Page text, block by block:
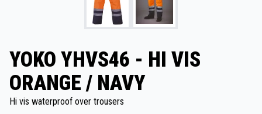
YOKO YHVS46 - HI VIS
ORANGE / NAVY
Hi vis waterproof over trousers